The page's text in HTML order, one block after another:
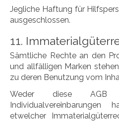
Jegliche Haftung für
ausgeschlossen.
11.
Sämtliche Rechte an den
und allfälligen Marken
zu deren Benutzung vom
Weder diese AGB
Individualvereinbarungen
etwelcher